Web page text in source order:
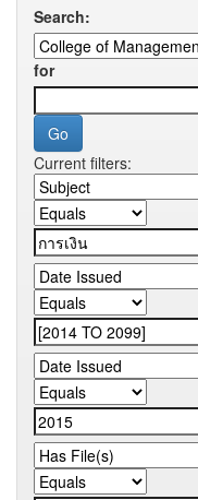
Search:
for
Current filters: